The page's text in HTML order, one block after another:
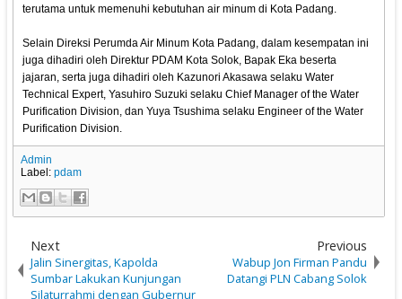
terutama untuk memenuhi kebutuhan air minum di Kota Padang.
Selain Direksi Perumda Air Minum Kota Padang, dalam kesempatan ini
juga dihadiri oleh Direktur PDAM Kota Solok, Bapak Eka beserta
jajaran, serta juga dihadiri oleh Kazunori Akasawa selaku Water
Technical Expert, Yasuhiro Suzuki selaku Chief Manager of the Water
Purification Division, dan Yuya Tsushima selaku Engineer of the Water
Purification Division.
Admin
Label:pdam
Next
Jalin Sinergitas, Kapolda
Sumbar Lakukan Kunjungan
Silaturrahmi dengan Gubernur
Previous
Wabup Jon Firman Pandu
Datangi PLN Cabang Solok